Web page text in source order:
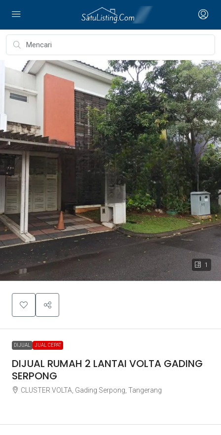
1
DIJUAL JUAL CEPAT
DIJUAL RUMAH 2 LANTAI VOLTA GADING
SERPONG
CLUSTER VOLTA, Gading Serpong, Tangerang